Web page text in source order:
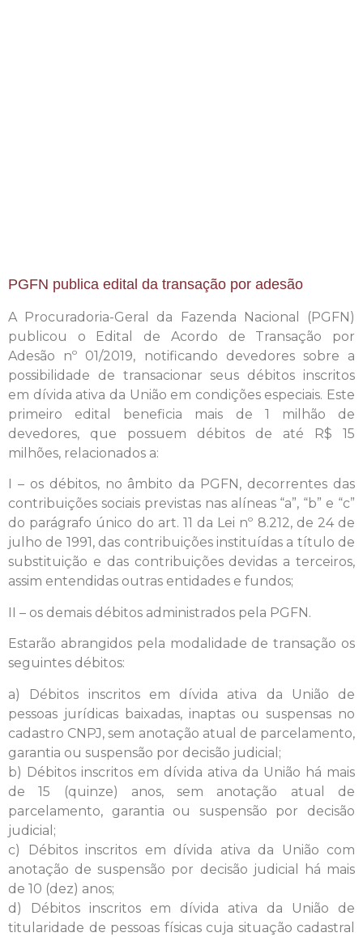
PGFN publica edital da transação por adesão
A Procuradoria-Geral da Fazenda Nacional (PGFN)
publicou o Edital de Acordo de Transação por
Adesão nº 01/2019, notificando devedores sobre a
possibilidade de transacionar seus débitos inscritos
em dívida ativa da União em condições especiais. Este
primeiro edital beneficia mais de 1 milhão de
devedores, que possuem débitos de até R$ 15
milhões, relacionados a:
I – os débitos, no âmbito da PGFN, decorrentes das
contribuições sociais previstas nas alíneas “a”, “b” e “c”
do parágrafo único do art. 11 da Lei nº 8.212, de 24 de
julho de 1991, das contribuições instituídas a título de
substituição e das contribuições devidas a terceiros,
assim entendidas outras entidades e fundos;
II – os demais débitos administrados pela PGFN.
Estarão abrangidos pela modalidade de transação os
seguintes débitos:
a) Débitos inscritos em dívida ativa da União de
pessoas jurídicas baixadas, inaptas ou suspensas no
cadastro CNPJ, sem anotação atual de parcelamento,
garantia ou suspensão por decisão judicial;
b) Débitos inscritos em dívida ativa da União há mais
de 15 (quinze) anos, sem anotação atual de
parcelamento, garantia ou suspensão por decisão
judicial;
c) Débitos inscritos em dívida ativa da União com
anotação de suspensão por decisão judicial há mais
de 10 (dez) anos;
d) Débitos inscritos em dívida ativa da União de
titularidade de pessoas físicas cuja situação cadastral